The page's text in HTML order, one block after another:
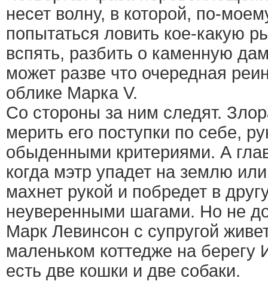
несет волну, в которой, по-
попытаться ловить кое-какую
вспять, разбить о каменную
может разве что очередная
облике Марка V.
Со стороны за ним следят.
мерить его поступки по себе,
обыденными критериями. А
когда мэтр упадет на землю
махнет рукой и побредет в
неуверенными шагами. Но не
Марк Левинсон с супругой
маленьком коттедже на берегу
есть две кошки и две собаки.